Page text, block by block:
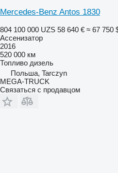
Mercedes-Benz Antos 1830
804 100 000 UZS 58 640 € ≈ 67 750
Ассенизатор
2016
520 000 км
Топливо дизель
Польша, Tarczyn
MEGA-TRUCK
Связаться с продавцом